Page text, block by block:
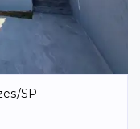
SP